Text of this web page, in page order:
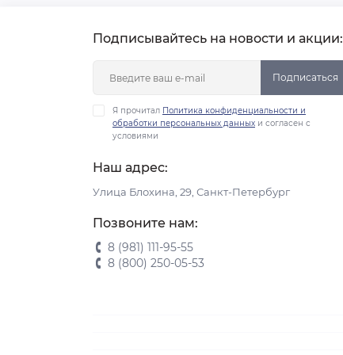
Подписывайтесь на новости и акции:
Подписаться
Я прочитал Политика конфиденциальности и
обработки персональных данных и согласен с
условиями
Наш адрес:
Улица Блохина, 29, Санкт-Петербург
Позвоните нам:
8 (981) 111-95-55
8 (800) 250-05-53